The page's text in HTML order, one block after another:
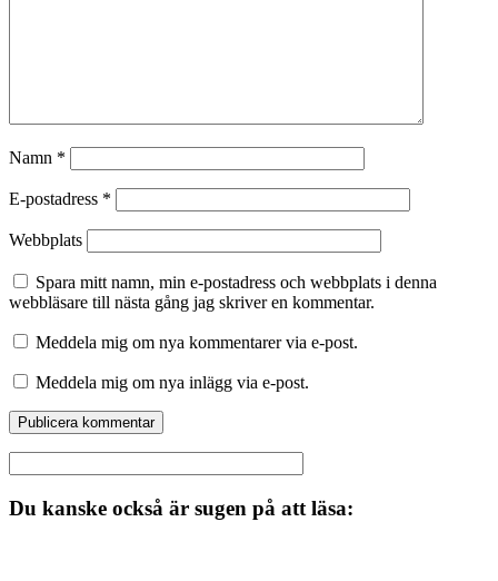
Namn *
E-postadress *
Webbplats
Spara mitt namn, min e-postadress och webbplats i denna
webbläsare till nästa gång jag skriver en kommentar.
Meddela mig om nya kommentarer via e-post.
Meddela mig om nya inlägg via e-post.
Du kanske också är sugen på att läsa: